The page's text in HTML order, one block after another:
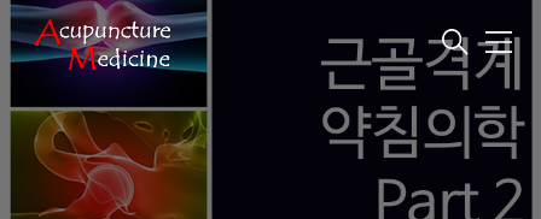
메
뉴